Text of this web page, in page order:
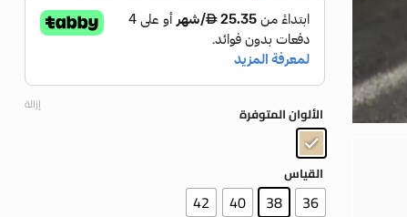
الألوان المتوفرة
القياس
36
38
40
42
إزالة